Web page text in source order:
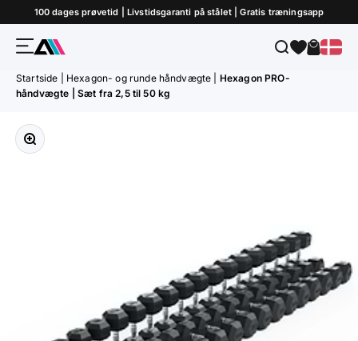
Gå til indhold
100 dages prøvetid | Livstidsgaranti på stålet | Gratis træningsapp
MenuATLETICA Søg
Startside Hexagon- og runde håndvægte
Hexagon PRO-
håndvægte | Sæt fra 2,5 til 50 kg
Forstør billedet